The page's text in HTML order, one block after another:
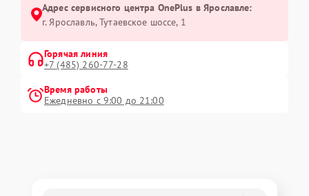
Адрес сервисного центра OnePlus в Ярославле:
г. Ярославль, Тутаевское шоссе, 1
Горячая линия
+7 (485) 260-77-28
Время работы
Ежедневно с 9:00 до 21:00